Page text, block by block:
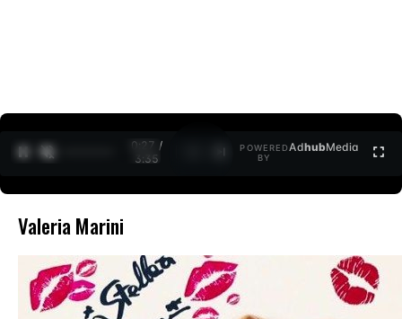
0:27 /
3:35
POWERED
BY
AdhubMedia
Valeria Marini